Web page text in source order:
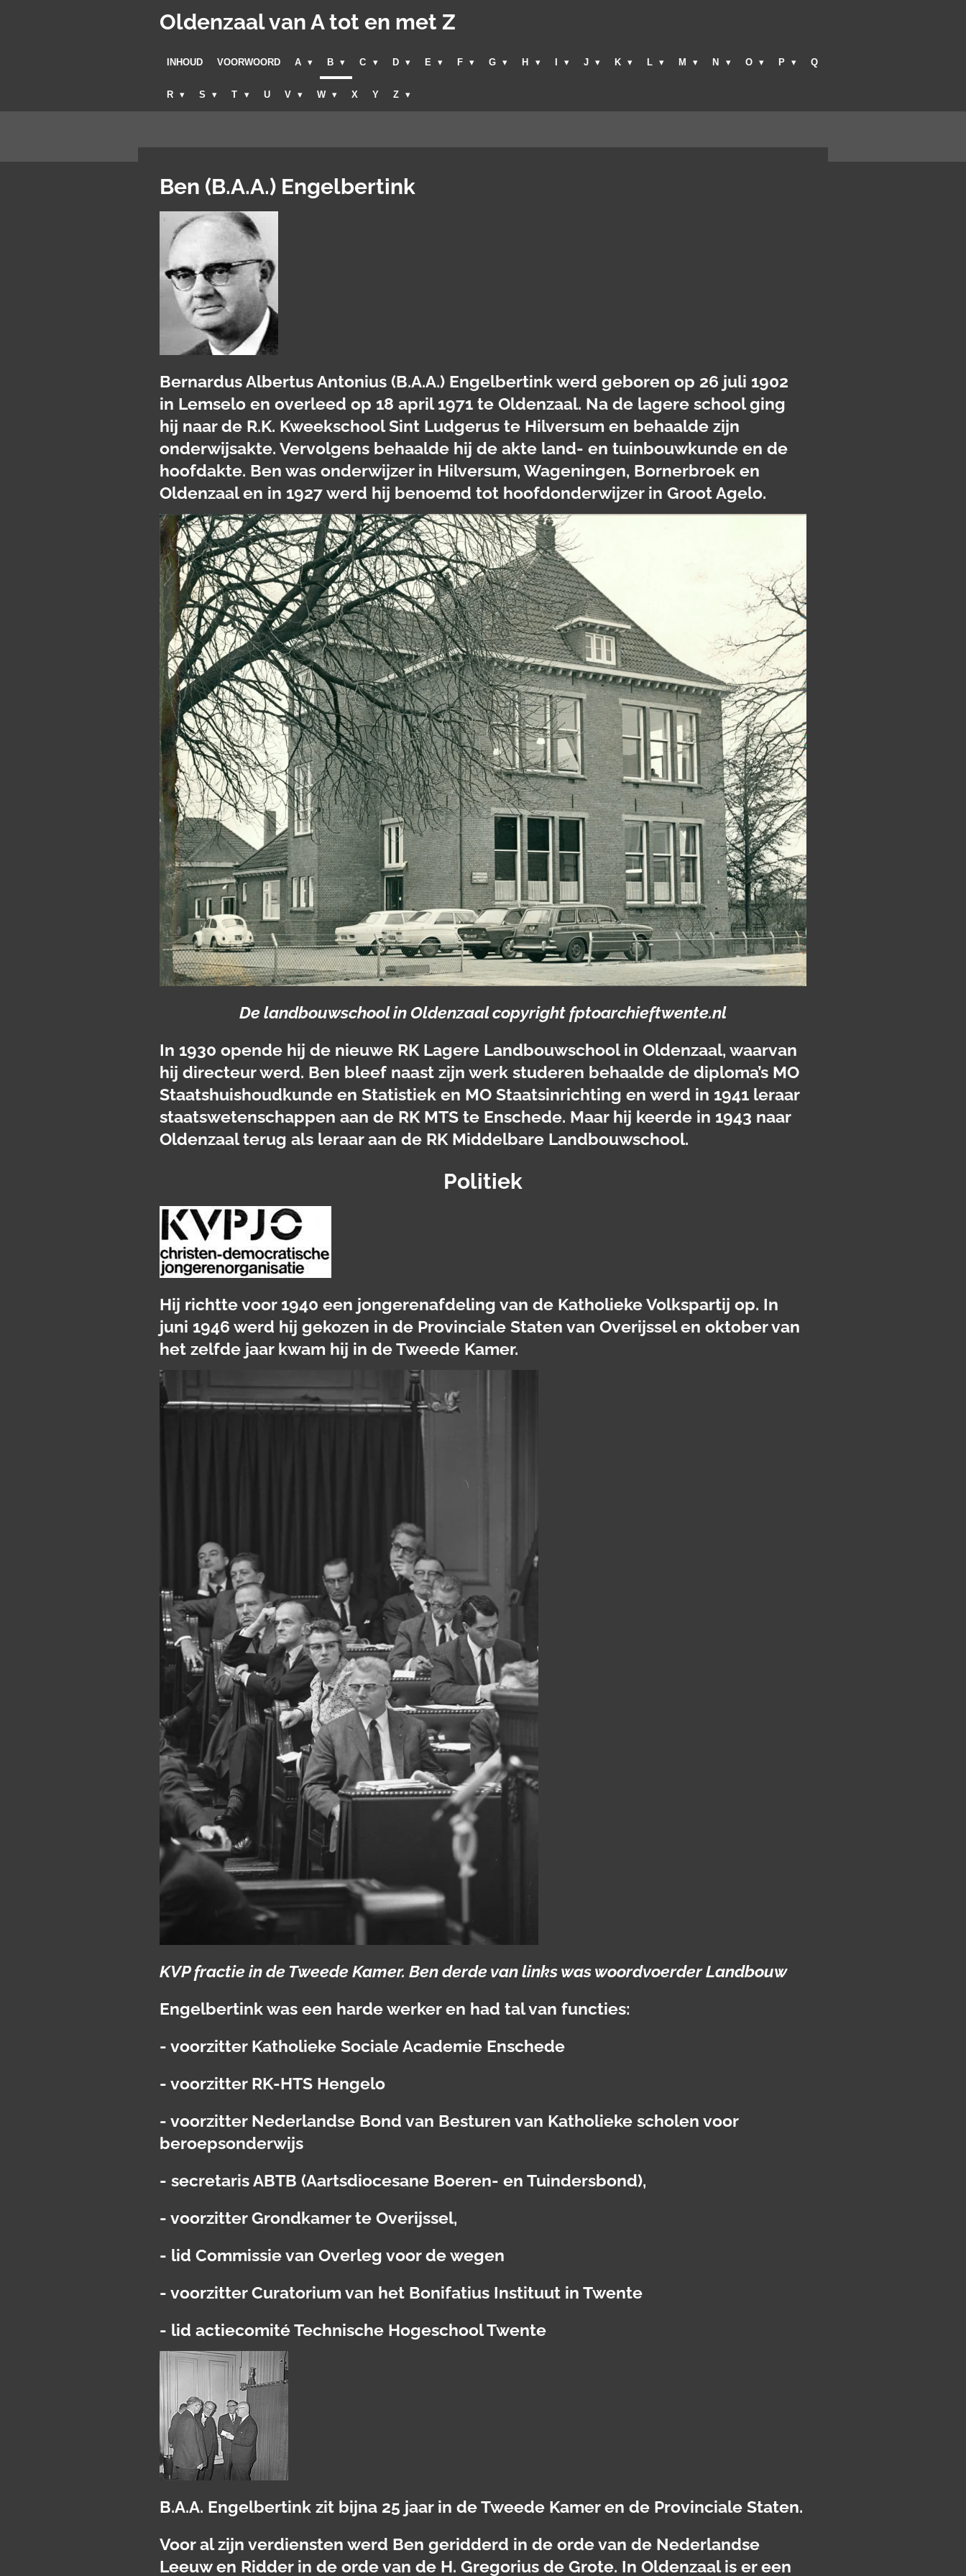
Oldenzaal van A tot en met Z
INHOUD VOORWOORD A B C D E F G H J K L M N O P Q
R S T U V W X Y Z
Ben (B.A.A.) Engelbertink
Bernardus Albertus Antonius (B.A.A.) Engelbertink werd geboren op 26 juli 1902
in Lemselo en overleed op 18 april 1971 te Oldenzaal. Na de lagere school ging
hij naar de R.K. Kweekschool Sint Ludgerus te Hilversum en behaalde zijn
onderwijsakte. Vervolgens behaalde hij de akte land- en tuinbouwkunde en de
hoofdakte. Ben was onderwijzer in Hilversum, Wageningen, Bornerbroek en
Oldenzaal en in 1927 werd hij benoemd tot hoofdonderwijzer in Groot Agelo.
De landbouwschool in Oldenzaal copyright fptoarchieftwente.nl
In 1930 opende hij de nieuwe RK Lagere Landbouwschool in Oldenzaal, waarvan
hij directeur werd. Ben bleef naast zijn werk studeren behaalde de diploma’s MO
Staatshuishoudkunde en Statistiek en MO Staatsinrichting en werd in 1941 leraar
staatswetenschappen aan de RK MTS te Enschede. Maar hij keerde in 1943 naar
Oldenzaal terug als leraar aan de RK Middelbare Landbouwschool.
Politiek
Hij richtte voor 1940 een jongerenafdeling van de Katholieke Volkspartij op. In
juni 1946 werd hij gekozen in de Provinciale Staten van Overijssel en oktober van
het zelfde jaar kwam hij in de Tweede Kamer.
KVP fractie in de Tweede Kamer. Ben derde van links was woordvoerder Landbouw
Engelbertink was een harde werker en had tal van functies:
- voorzitter Katholieke Sociale Academie Enschede
- voorzitter RK-HTS Hengelo
- voorzitter Nederlandse Bond van Besturen van Katholieke scholen voor
beroepsonderwijs
- secretaris ABTB (Aartsdiocesane Boeren- en Tuindersbond),
- voorzitter Grondkamer te Overijssel,
- lid Commissie van Overleg voor de wegen
- voorzitter Curatorium van het Bonifatius Instituut in Twente
- lid actiecomité Technische Hogeschool Twente
B.A.A. Engelbertink zit bijna 25 jaar in de Tweede Kamer en de Provinciale Staten.
Voor al zijn verdiensten werd Ben geridderd in de orde van de Nederlandse
Leeuw en Ridder in de orde van de H. Gregorius de Grote. In Oldenzaal is er een